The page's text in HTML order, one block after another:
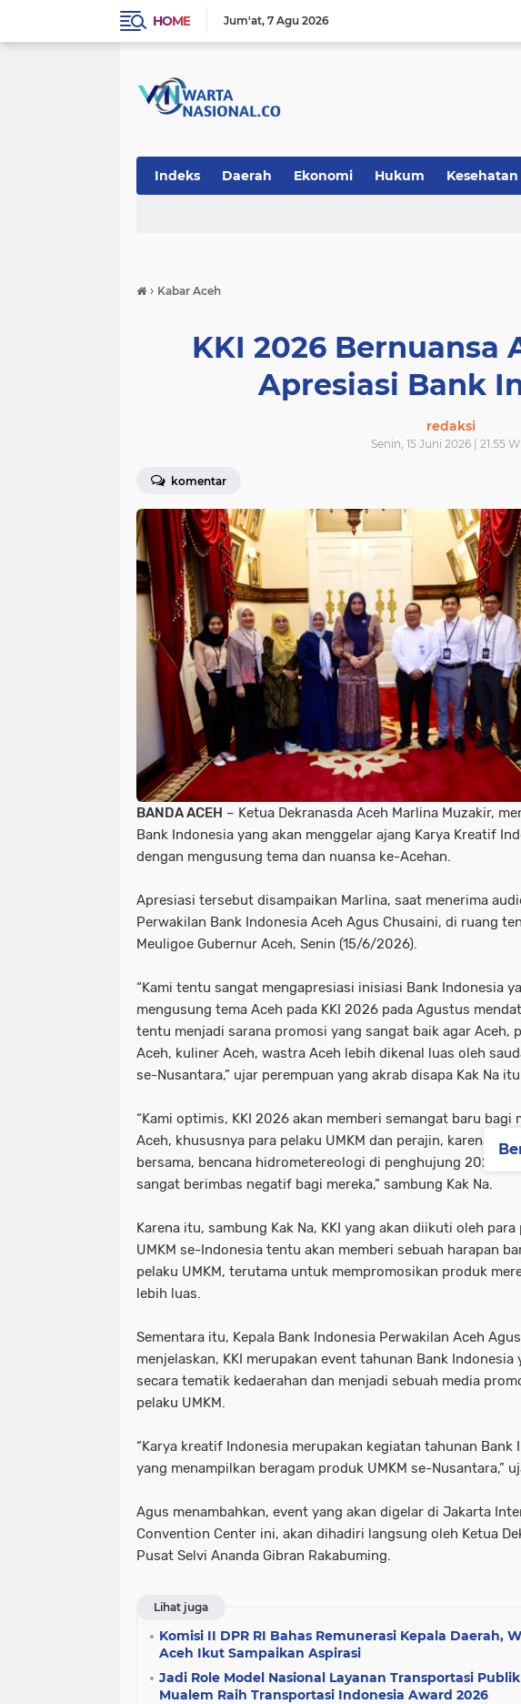
HOME Jum'at 7 Agu 2026
Indeks Daerah Ekonomi Hukum Kesehatan
› Kabar Aceh
KKI 2026 Bernuansa
Apresiasi Bank
redaksi
Senin, 15 Juni 2026 | 21.55
komentar
BANDA ACEH – Ketua Dekranasda Aceh Marlina Muzakir,
Bank Indonesia yang akan menggelar ajang Karya Kreatif
dengan mengusung tema dan nuansa ke-Acehan.
Apresiasi tersebut disampaikan Marlina, saat menerima
Perwakilan Bank Indonesia Aceh Agus Chusaini, di ruang
Meuligoe Gubernur Aceh, Senin (15/6/2026).
“Kami tentu sangat mengapresiasi inisiasi Bank Indonesia
mengusung tema Aceh pada KKI 2026 pada Agustus
tentu menjadi sarana promosi yang sangat baik agar Aceh,
Aceh, kuliner Aceh, wastra Aceh lebih dikenal luas oleh
se-Nusantara,” ujar perempuan yang akrab disapa Kak Na
“Kami optimis, KKI 2026 akan memberi semangat baru bagi
Aceh, khususnya para pelaku UMKM dan perajin, karena kita
bersama, bencana hidrometereologi di penghujung 2025
sangat berimbas negatif bagi mereka,” sambung Kak Na.
Karena itu, sambung Kak Na, KKI yang akan diikuti oleh para
UMKM se-Indonesia tentu akan memberi sebuah harapan
pelaku UMKM, terutama untuk mempromosikan produk
lebih luas.
Sementara itu, Kepala Bank Indonesia Perwakilan Aceh
menjelaskan, KKI merupakan event tahunan Bank Indonesia
secara tematik kedaerahan dan menjadi sebuah media
pelaku UMKM.
“Karya kreatif Indonesia merupakan kegiatan tahunan Bank
yang menampilkan beragam produk UMKM se-Nusantara,”
Agus menambahkan, event yang akan digelar di Jakarta
Convention Center ini, akan dihadiri langsung oleh Ketua
Pusat Selvi Ananda Gibran Rakabuming.
Lihat juga
Komisi II DPR RI Bahas Remunerasi Kepala Daerah,
Aceh Ikut Sampaikan Aspirasi
Jadi Role Model Nasional Layanan Transportasi
Mualem Raih Transportasi Indonesia Award 2026